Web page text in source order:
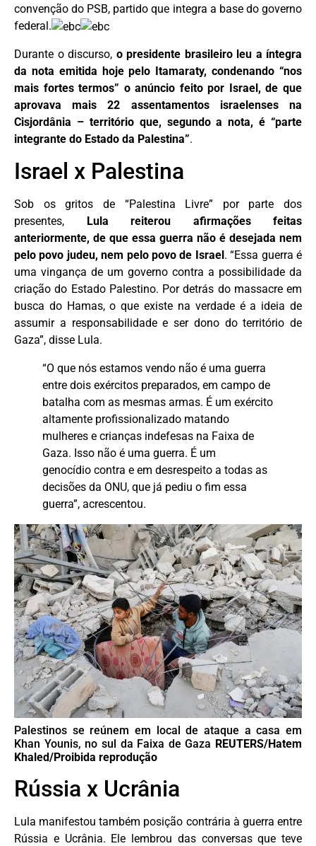
convenção do PSB, partido que integra a base do governo
federal.
Durante o discurso, o presidente brasileiro leu a íntegra
da nota emitida hoje pelo Itamaraty, condenando “nos
mais fortes termos” o anúncio feito por Israel, de que
aprovava mais 22 assentamentos israelenses na
Cisjordânia – território que, segundo a nota, é “parte
integrante do Estado da Palestina”.
Israel x Palestina
Sob os gritos de “Palestina Livre” por parte dos
presentes, Lula reiterou afirmações feitas
anteriormente, de que essa guerra não é desejada nem
pelo povo judeu, nem pelo povo de Israel. “Essa guerra é
uma vingança de um governo contra a possibilidade da
criação do Estado Palestino. Por detrás do massacre em
busca do Hamas, o que existe na verdade é a ideia de
assumir a responsabilidade e ser dono do território de
Gaza”, disse Lula.
“O que nós estamos vendo não é uma guerra
entre dois exércitos preparados, em campo de
batalha com as mesmas armas. É um exército
altamente profissionalizado matando
mulheres e crianças indefesas na Faixa de
Gaza. Isso não é uma guerra. É um
genocídio contra e em desrespeito a todas as
decisões da ONU, que já pediu o fim essa
guerra”, acrescentou.
Palestinos se reúnem em local de ataque a casa em
Khan Younis, no sul da Faixa de Gaza REUTERS/Hatem
Khaled/Proibida reprodução
Rússia x Ucrânia
Lula manifestou também posição contrária à guerra entre
Rússia e Ucrânia. Ele lembrou das conversas que teve